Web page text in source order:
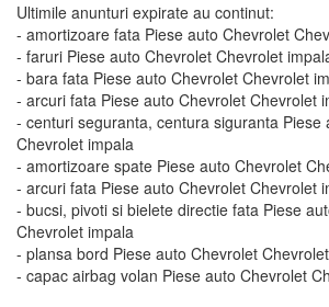
Ultimile anunturi expirate au continut:
- amortizoare fata Piese auto Chevrolet
- faruri Piese auto Chevrolet Chevrolet
- bara fata Piese auto Chevrolet Chevrolet
- arcuri fata Piese auto Chevrolet Chevrolet
- centuri seguranta, centura siguranta Piese
Chevrolet impala
- amortizoare spate Piese auto Chevrolet
- arcuri fata Piese auto Chevrolet Chevrolet
- bucsi, pivoti si bielete directie fata Piese
Chevrolet impala
- plansa bord Piese auto Chevrolet
- capac airbag volan Piese auto Chevrolet